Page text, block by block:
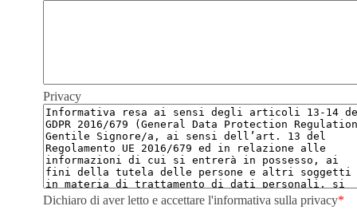
Privacy
Dichiaro di aver letto e accettare l'informativa sulla privacy*